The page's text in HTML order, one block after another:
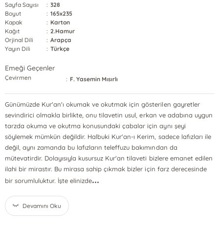
Sayfa Sayısı
: 328
Boyut
: 165x235
Kapak
: Karton
Kağıt
: 2.Hamur
Orjinal Dili
: Arapça
Yayın Dili
: Türkçe
Emeği Geçenler
Çevirmen : F. Yasemin Mısırlı
Günümüzde Kur'an'ı okumak ve okutmak için gösterilen gayretler
sevindirici olmakla birlikte, onu tilavetin usul, erkan ve adabına uygun
tarzda okuma ve okutma konusundaki çabalar için aynı şeyi
söylemek mümkün değildir. Halbuki Kur'an-ı Kerim, sadece lafızları ile
değil, aynı zamanda bu lafızların teleffuzu bakımından da
mütevatirdir. Dolayısıyla kusursuz Kur'an tilaveti bizlere emanet edilen
ilahi bir mirastır. Bu mirasa sahip çıkmak bizler için farz derecesinde
bir sorumluluktur. İşte elinizde...
Devamını Oku